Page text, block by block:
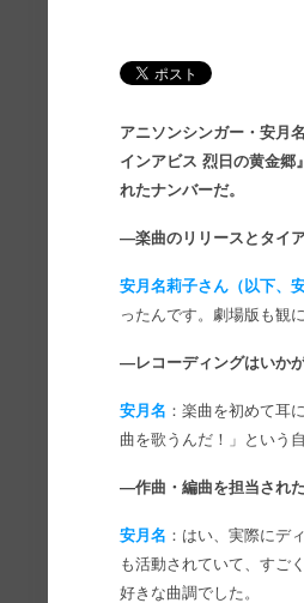
アニソンシンガー・安月
インアビス 烈日の黄金郷
れたナンバーだ。
―楽曲のリリースとタイ
安月名莉子さん（以下、安
ったんです。劇場版も観
―レコーディングはいか
安月名 ：楽曲を初めて耳
曲を歌うんだ！」という
―作曲・編曲を担当され
安月名 ：はい、実際にデ
も活動されていて、すご
好きな曲調でした。